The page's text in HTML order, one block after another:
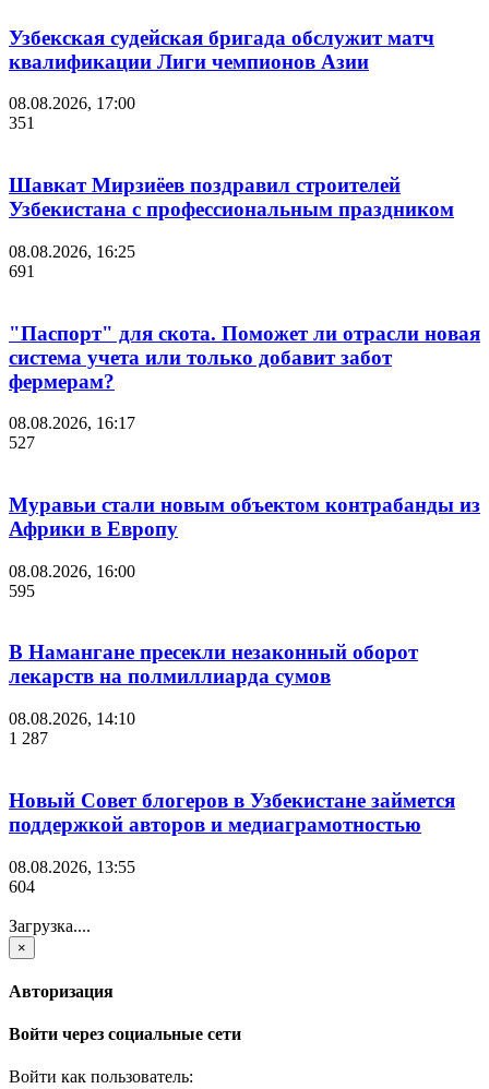
Узбекская судейская бригада обслужит матч
квалификации Лиги чемпионов Азии
08.08.2026, 17:00
351
Шавкат Мирзиёев поздравил строителей
Узбекистана с профессиональным праздником
08.08.2026, 16:25
691
"Паспорт" для скота. Поможет ли отрасли новая
система учета или только добавит забот
фермерам?
08.08.2026, 16:17
527
Муравьи стали новым объектом контрабанды из
Африки в Европу
08.08.2026, 16:00
595
В Намангане пресекли незаконный оборот
лекарств на полмиллиарда сумов
08.08.2026, 14:10
1 287
Новый Совет блогеров в Узбекистане займется
поддержкой авторов и медиаграмотностью
08.08.2026, 13:55
604
Загрузка....
×
Авторизация
Войти через социальные сети
Войти как пользователь: